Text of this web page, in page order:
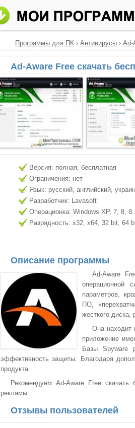
Программы для ПК › Антивирусы › Ad-
Ad-Aware Free скачать
Версия: полная, бесплатная
Ограничения: нет
Язык: русский, английский,
Разработчик: Lavasoft
Операционка: Windows XP, 7, 8,
Разрядность: x32, x64, 32 bit, 64
Описание программы
Ad-Aware
операционной
параметров,
ПО,
жесткого диска,
Она находит
приложение
Базы Spyware
эффективность защиты. Благодаря
продукта.
Рекомендуем Ad-Aware Free
рекламы.
Отзывы пользователей